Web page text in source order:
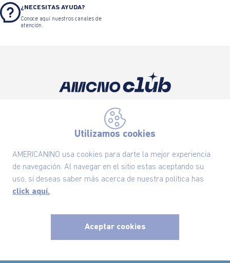
Utilizamos cookies
AMERICANINO usa cookies para darte la mejor experiencia
de navegación. Al navegar en el sitio estas aceptando su
uso, si deseas saber más acerca de nuestra política has
click aquí.
Aceptar cookies
¿NECESITAS AYUDA?
Conoce aquí nuestros canales de
atención.
Suscríbete ahora nuestro Newsletter y recibe
las ofertas exclusivas y lo último en moda
Nuestra Marca